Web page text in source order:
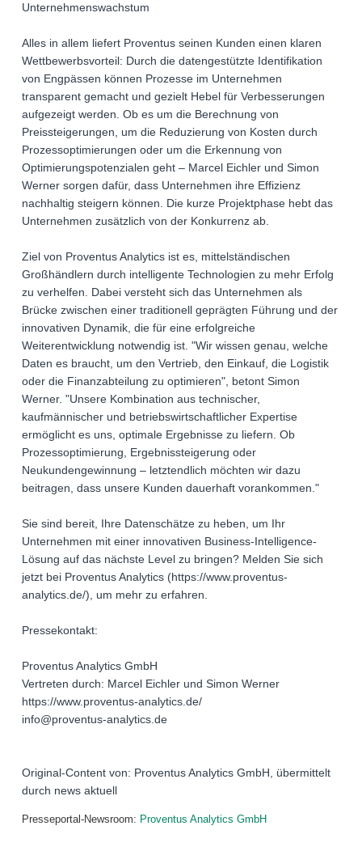
Unternehmenswachstum
Alles in allem liefert Proventus seinen Kunden einen klaren
Wettbewerbsvorteil: Durch die datengestützte Identifikation
von Engpässen können Prozesse im Unternehmen
transparent gemacht und gezielt Hebel für Verbesserungen
aufgezeigt werden. Ob es um die Berechnung von
Preissteigerungen, um die Reduzierung von Kosten durch
Prozessoptimierungen oder um die Erkennung von
Optimierungspotenzialen geht – Marcel Eichler und Simon
Werner sorgen dafür, dass Unternehmen ihre Effizienz
nachhaltig steigern können. Die kurze Projektphase hebt das
Unternehmen zusätzlich von der Konkurrenz ab.
Ziel von Proventus Analytics ist es, mittelständischen
Großhändlern durch intelligente Technologien zu mehr Erfolg
zu verhelfen. Dabei versteht sich das Unternehmen als
Brücke zwischen einer traditionell geprägten Führung und der
innovativen Dynamik, die für eine erfolgreiche
Weiterentwicklung notwendig ist. "Wir wissen genau, welche
Daten es braucht, um den Vertrieb, den Einkauf, die Logistik
oder die Finanzabteilung zu optimieren", betont Simon
Werner. "Unsere Kombination aus technischer,
kaufmännischer und betriebswirtschaftlicher Expertise
ermöglicht es uns, optimale Ergebnisse zu liefern. Ob
Prozessoptimierung, Ergebnissteigerung oder
Neukundengewinnung – letztendlich möchten wir dazu
beitragen, dass unsere Kunden dauerhaft vorankommen."
Sie sind bereit, Ihre Datenschätze zu heben, um Ihr
Unternehmen mit einer innovativen Business-Intelligence-
Lösung auf das nächste Level zu bringen? Melden Sie sich
jetzt bei Proventus Analytics (https://www.proventus-
analytics.de/), um mehr zu erfahren.
Pressekontakt:
Proventus Analytics GmbH
Vertreten durch: Marcel Eichler und Simon Werner
https://www.proventus-analytics.de/
info@proventus-analytics.de
Original-Content von: Proventus Analytics GmbH, übermittelt
durch news aktuell
Presseportal-Newsroom: Proventus Analytics GmbH